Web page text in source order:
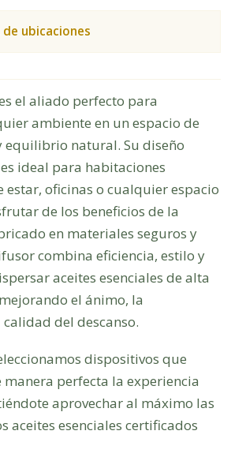
ubicaciones
el aliado perfecto para
ambiente en un espacio de
equilibrio natural. Su diseño
ideal para habitaciones
estar, oficinas o cualquier espacio
de los beneficios de la
en materiales seguros y
combina eficiencia, estilo y
aceites esenciales de alta
el ánimo, la
del descanso.
dispositivos que
perfecta la experiencia
aprovechar al máximo las
aceites esenciales certificados